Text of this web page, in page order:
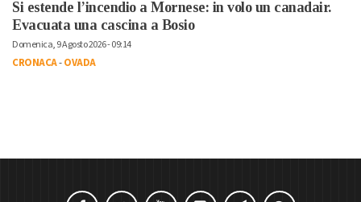
Si estende l’incendio a Mornese: in volo un canadair.
Evacuata una cascina a Bosio
Domenica, 9 Agosto 2026 - 09:14
CRONACA-OVADA